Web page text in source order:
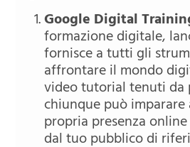
Google Digital
formazione digitale,
fornisce a tutti gli
affrontare il mondo
video tutorial tenuti da
chiunque può
propria presenza
dal tuo pubblico di